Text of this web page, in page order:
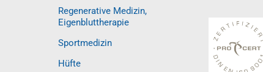
Regenerative Medizin,
Eigenbluttherapie
Sportmedizin
Hüfte